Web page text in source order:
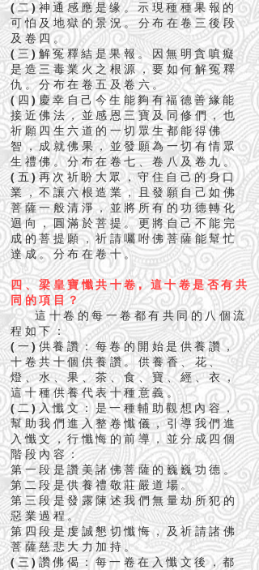
(二)神通感應是缘。示現種種果報的
可怕及地獄的景況。分布在卷三後段
及卷四。
(三)解冤釋結是果報。因無明貪嗔癡
是造三毒業火之根源，要如何解冤釋
仇。分布在卷五及卷六。
(四)慶幸自己今生能夠有福德善緣能
接近佛法，並感恩三寶及同修們，也
祈願四生六道的一切眾生都能得佛
智，成就佛果，並發願為一切有情眾
生禮佛。分布在卷七、卷八及卷九。
(五)再次祈盼大眾，守住自己的身口
業，不讓六根造業，且發願自己如佛
菩薩一般清淨，並將所有的功德轉化
迴向，圓滿於菩提。更將自己不能完
成的菩提願，祈請囑咐佛菩薩能幫忙
達成。分布在卷十。
四、梁皇寶懺共十卷, 這十卷是否有共
同的項目？
這十卷的每一卷都有共同的八個流
程如下：
(一)供養讚：每卷的開始是供養讚，
十卷共十個供養讚。供養香、花、
燈、水、果、茶、食、寶、經、衣，
這十種供養代表十種意義。
(二)入懺文：是一種輔助觀想內容，
幫助我們進入整卷懺儀，引導我們進
入懺文，行懺悔的前導，並分成四個
階段內容：
第一段是讚美諸佛菩薩的巍巍功德。
第二段是供養禮敬莊嚴道場。
第三段是發露陳述我們無量劫所犯的
惡業過程。
第四段是虔誠懇切懺悔，及祈請諸佛
菩薩慈悲大力加持。
(三)讚佛偈：每一卷在入懺文後，都